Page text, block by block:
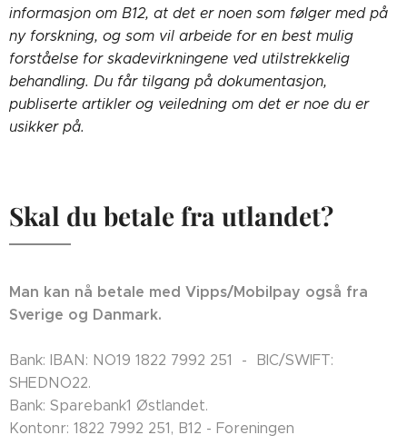
informasjon om B12, at det er noen som følger med på
ny forskning, og som vil arbeide for en best mulig
forståelse for skadevirkningene ved utilstrekkelig
behandling. Du får tilgang på dokumentasjon,
publiserte artikler og veiledning om det er noe du er
usikker på.
Skal du betale fra utlandet?
Man kan nå betale med Vipps/Mobilpay også fra
Sverige og Danmark.
Bank: IBAN: NO19 1822 7992 251 - BIC/SWIFT:
SHEDNO22.
Bank: Sparebank1 Østlandet.
Kontonr: 1822 7992 251, B12 - Foreningen